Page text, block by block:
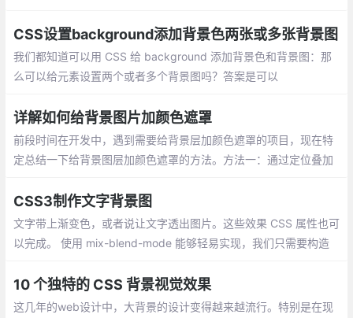
CSS设置background添加背景色两张或多张背景图
我们都知道可以用 CSS 给 background 添加背景色和背景图：那
么可以给元素设置两个或者多个背景图吗？答案是可以
详解如何给背景图片加颜色遮罩
前段时间在开发中，遇到需要给背景层加颜色遮罩的项目，现在特
定总结一下给背景图层加颜色遮罩的方法。方法一：通过定位叠加
CSS3制作文字背景图
文字带上渐变色，或者说让文字透出图片。这些效果 CSS 属性也可
以完成。 使用 mix-blend-mode 能够轻易实现，我们只需要构造
d-mode 即可，简单原理如下：
10 个独特的 CSS 背景视觉效果
这几年的web设计中，大背景的设计变得越来越流行。特别是在现